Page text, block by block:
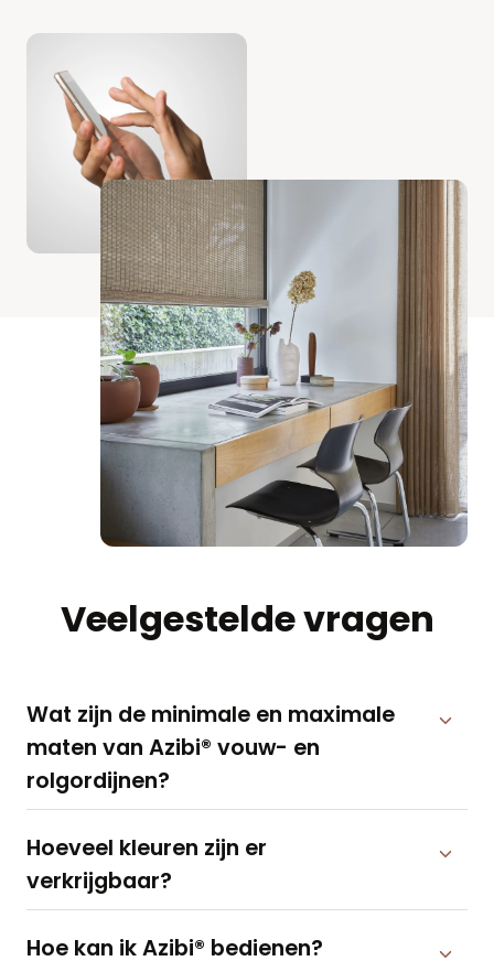
Veelgestelde vragen
Wat zijn de minimale en maximale
maten van Azibi® vouw- en
rolgordijnen?
Hoeveel kleuren zijn er
verkrijgbaar?
Hoe kan ik Azibi® bedienen?